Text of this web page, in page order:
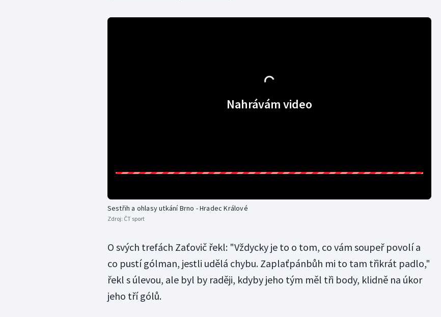
Nahrávám video
Sestřih a ohlasy utkání Brno - Hradec Králové
Zdroj: ČT sport
O svých trefách Zaťovič řekl: "Vždycky je to o tom, co vám soupeř povolí a
co pustí gólman, jestli udělá chybu. Zaplaťpánbůh mi to tam třikrát padlo,"
řekl s úlevou, ale byl by raději, kdyby jeho tým měl tři body, klidně na úkor
jeho tří gólů.